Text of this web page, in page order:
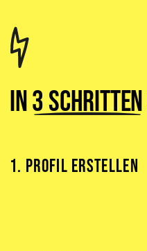
In3 Schritten
1. PROFIL ERSTELLEN